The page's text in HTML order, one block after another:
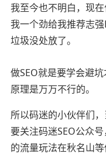
我至今也不明白，现
我一个劲给我推荐志
垃圾没处放了。
做SEO就是要学会避
原理是万万不行的。
所以码迷的小伙伴们
要关注码迷SEO公众
的流量玩法在秋名山